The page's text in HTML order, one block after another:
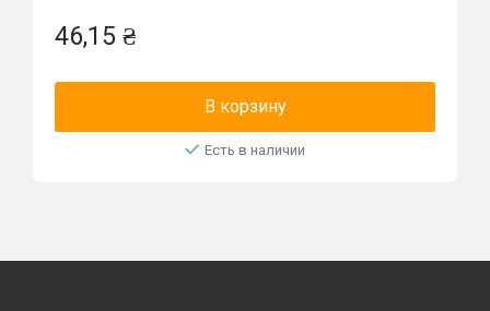
46,15 ₴
В корзину
Есть в наличии